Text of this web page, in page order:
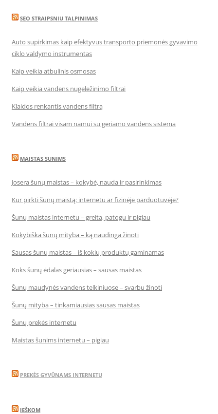
SEO STRAIPSNIU TALPINIMAS
Auto supirkimas kaip efektyvus transporto priemonės gyvavimo
ciklo valdymo instrumentas
Kaip veikia atbulinis osmosas
Kaip veikia vandens nugeležinimo filtrai
Klaidos renkantis vandens filtrą
Vandens filtrai visam namui su geriamo vandens sistema
MAISTAS SUNIMS
Josera šunų maistas – kokybė, nauda ir pasirinkimas
Kur pirkti šunų maistą: internetu ar fizinėje parduotuvėje?
Šunų maistas internetu – greita, patogu ir pigiau
Kokybiška šunų mityba – ką naudinga žinoti
Sausas šunų maistas – iš kokių produktų gaminamas
Koks šunų ėdalas geriausias – sausas maistas
Šunų maudynės vandens telkiniuose – svarbu žinoti
Šunų mityba – tinkamiausias sausas maistas
Šunų prekės internetu
Maistas šunims internetu – pigiau
PREKĖS GYVŪNAMS INTERNETU
IEŠKOM